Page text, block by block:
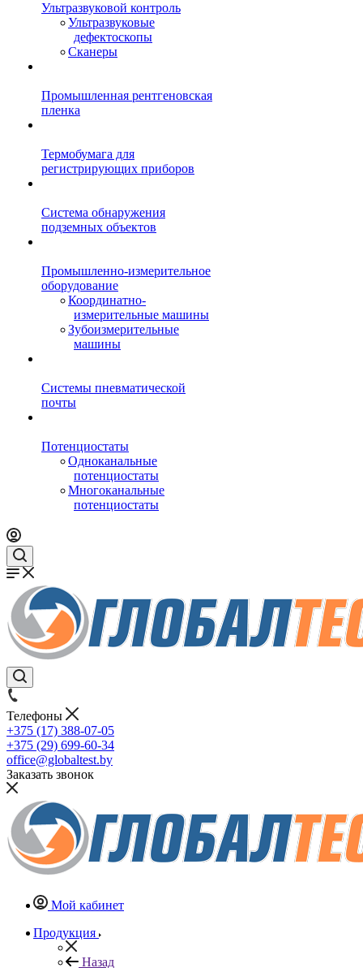
Ультразвуковой контроль
Ультразвуковые
дефектоскопы
Сканеры
Промышленная рентгеновская
пленка
Термобумага для
регистрирующих приборов
Система обнаружения
подземных объектов
Промышленно-измерительное
оборудование
Координатно-
измерительные машины
Зубоизмерительные
машины
Системы пневматической
почты
Потенциостаты
Одноканальные
потенциостаты
Многоканальные
потенциостаты
Телефоны
+375 (17) 388-07-05
+375 (29) 699-60-34
office@globaltest.by
Заказать звонок
Мой кабинет
Продукция
Назад